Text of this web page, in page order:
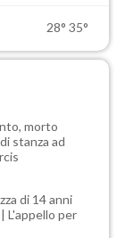
28° 35°
morto
stanza ad
di 14 anni
L'appello per